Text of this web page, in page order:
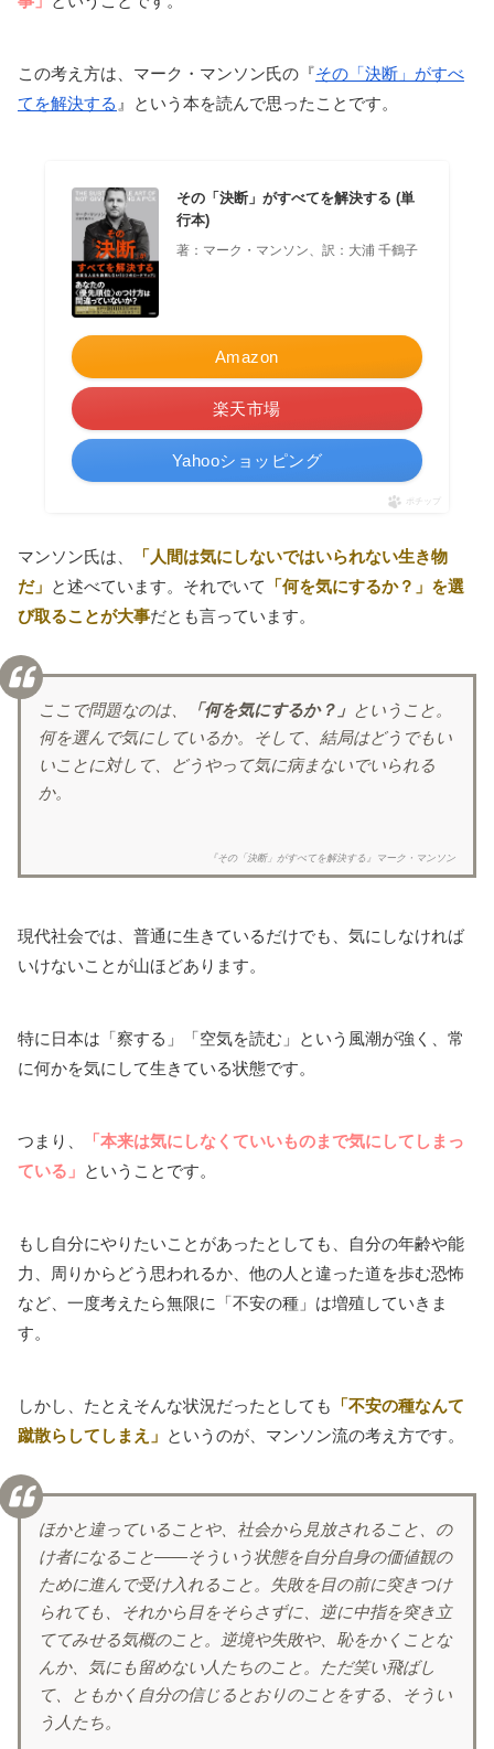
この考え方は、マーク・マンソン氏の『その「決断」がすべ
てを解決する 』という本を読んで思ったことです。
その「決断」がすべてを解決する (単
行本)
著：マーク・マンソン、訳：大浦 千鶴子
Amazon
楽天市場
Yahooショッピング
ポチップ
マンソン氏は、
「人間は気にしないではいられない生き物
だ」 と述べています。それでいて
「何を気にするか？」を選
び取ることが大事だとも言っています。
ここで問題なのは、 「何を気にするか？」 ということ。
何を選んで気にしているか。そして、結局はどうでもい
いことに対して、どうやって気に病まないでいられる
か。
『その「決断」がすべてを解決する』マーク・マンソン
現代社会では、普通に生きているだけでも、気にしなければ
いけないことが山ほどあります。
特に日本は「察する」「空気を読む」という風潮が強く、常
に何かを気にして生きている状態です。
つまり、
「本来は気にしなくていいものまで気にしてしまっ
ている」 ということです。
もし自分にやりたいことがあったとしても、自分の年齢や能
力、周りからどう思われるか、他の人と違った道を歩む恐怖
など、一度考えたら無限に「不安の種」は増殖していきま
す。
しかし、たとえそんな状況だったとしても
「不安の種なんて
蹴散らしてしまえ」 というのが、マンソン流の考え方です。
ほかと違っていることや、社会から見放されること、の
け者になること——そういう状態を自分自身の価値観の
ために進んで受け入れること。失敗を目の前に突きつけ
られても、それから目をそらさずに、逆に中指を突き立
ててみせる気概のこと。逆境や失敗や、恥をかくことな
んか、気にも留めない人たちのこと。ただ笑い飛ばし
て、ともかく自分の信じるとおりのことをする、そうい
う人たち。